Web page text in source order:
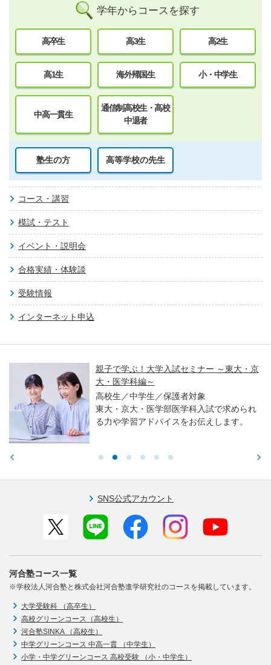
学年からコースを探す
高卒生 高3生 高2生
高1生 海外帰国生 小・中学生
中高一貫生
通信制高校生・高校
中退者
塾生の方 高等学校の先生
コース・講習
模試・テスト
イベント・説明会
合格実績・体験談
受験情報
インターネット申込
親子で学ぶ！大学入試セミナー ～東大・京
大・医学科編～
高校生／中学生／保護者対象
東大・京大・医学部医学科入試で求められ
る力や学習アドバイスをお伝えします。
SNS公式アカウント
河合塾コース一覧
※学校法人河合塾と株式会社河合塾進学研究社のコースを掲載しています。
大学受験科 （高卒生）
高校グリーンコース（高校生）
河合塾SINKA （高校生）
中学グリーンコース 中高一貫 （中学生）
小学・中学グリーンコース 高校受験 （小・中学生）